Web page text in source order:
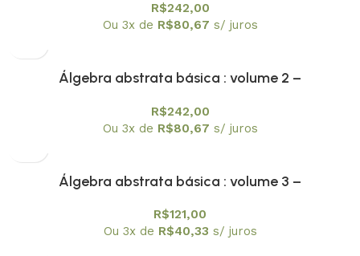
R$242,00
Ou 3x de R$80,67 s/ juros
Álgebra abstrata básica : volume 2 –
R$242,00
Ou 3x de R$80,67 s/ juros
Álgebra abstrata básica : volume 3 –
R$121,00
Ou 3x de R$40,33 s/ juros